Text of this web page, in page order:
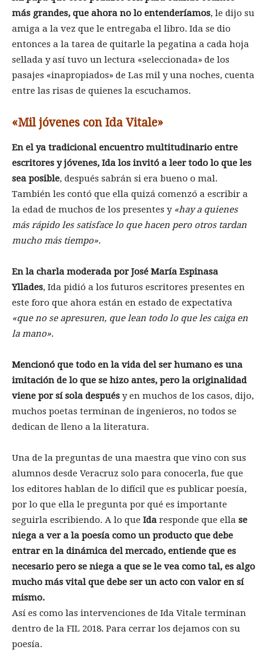
más grandes, que ahora no lo entenderíamos, le dijo su
amiga a la vez que le entregaba el libro. Ida se dio
entonces a la tarea de quitarle la pegatina a cada hoja
sellada y así tuvo un lectura «seleccionada» de los
pasajes «inapropiados» de Las mil y una noches, cuenta
entre las risas de quienes la escuchamos.
«Mil jóvenes con Ida Vitale»
En el ya tradicional encuentro multitudinario entre
escritores y jóvenes, Ida los invitó a leer todo lo que les
sea posible, después sabrán si era bueno o mal.
También les contó que ella quizá comenzó a escribir a
la edad de muchos de los presentes y «hay a quienes
más rápido les satisface lo que hacen pero otros tardan
mucho más tiempo».
En la charla moderada por José María Espinasa
Yllades, Ida pidió a los futuros escritores presentes en
este foro que ahora están en estado de expectativa
«que no se apresuren, que lean todo lo que les caiga en
la mano».
Mencionó que todo en la vida del ser humano es una
imitación de lo que se hizo antes, pero la originalidad
viene por sí sola después y en muchos de los casos, dijo,
muchos poetas terminan de ingenieros, no todos se
dedican de lleno a la literatura.
Una de la preguntas de una maestra que vino con sus
alumnos desde Veracruz solo para conocerla, fue que
los editores hablan de lo difícil que es publicar poesía,
por lo que ella le pregunta por qué es importante
seguirla escribiendo. A lo que Ida responde que ella se
niega a ver a la poesía como un producto que debe
entrar en la dinámica del mercado, entiende que es
necesario pero se niega a que se le vea como tal, es algo
mucho más vital que debe ser un acto con valor en sí
mismo.
Así es como las intervenciones de Ida Vitale terminan
dentro de la FIL 2018. Para cerrar los dejamos con su
poesía.